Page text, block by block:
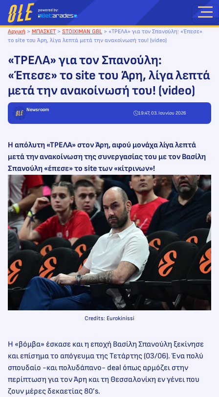
Μετάβαση
στο
περιεχόμενο
Αρχική > ΜΠΑΣΚΕΤ > STOIXIMAN GBL > «ΤΡΕΛΑ» για τον Σπανούλη: «Έπεσε»
το site του Άρη, λίγα λεπτά μετά την ανακοίνωσή του! (video)
«ΤΡΕΛΑ» για τον Σπανούλη:
«Έπεσε» το site του Άρη, λίγα λεπτά
μετά την ανακοίνωσή του! (video)
Newsroom
19:47, 03. Ιουνίου 2026
Η απόλυτη «ΤΡΕΛΑ» στον Άρη, αφού μονάχα λίγα λεπτά
μετά την ανακοίνωση της συνεργασίας του με τον Βασίλη
Σπανούλη «έπεσε» το site των «κίτρινων»!
Credits: Eurokinissi
Η «βόμβα» έσκασε και η εποχή Βασίλη Σπανούλη ξεκίνησε
και επίσημα το απόγευμα της Τετάρτης (03/06). Ένα πολύ
σπουδαίο -και πολυδάπανο- deal όπως αρμόζει στην
περίπτωση για τον Άρη και τη Θεσσαλονίκη εν γένει που
ζουν μέρες δεκαετίας 80’s.